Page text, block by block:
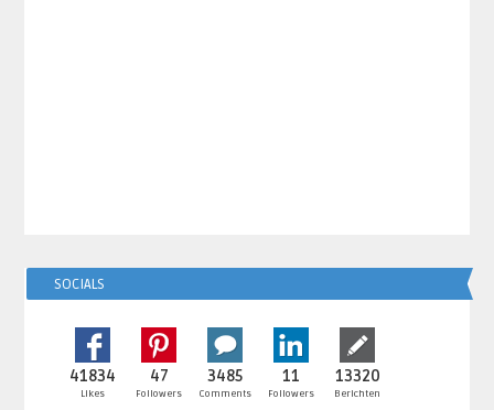
SOCIALS
41834
Likes
47
Followers
3485
Comments
11
Followers
13320
Berichten